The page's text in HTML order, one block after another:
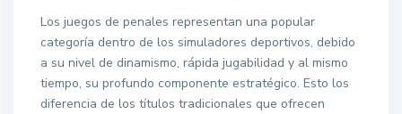
Los juegos de penales representan una popular
categoría dentro de los simuladores deportivos, debido
a su nivel de dinamismo, rápida jugabilidad y al mismo
tiempo, su profundo componente estratégico. Esto los
diferencia de los títulos tradicionales que ofrecen